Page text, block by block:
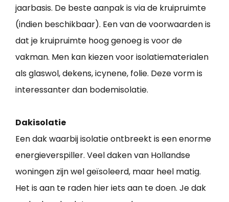
jaarbasis. De beste aanpak is via de kruipruimte
(indien beschikbaar). Een van de voorwaarden is
dat je kruipruimte hoog genoeg is voor de
vakman. Men kan kiezen voor isolatiematerialen
als glaswol, dekens, icynene, folie. Deze vorm is
interessanter dan bodemisolatie.
Dakisolatie
Een dak waarbij isolatie ontbreekt is een enorme
energieverspiller. Veel daken van Hollandse
woningen zijn wel geïsoleerd, maar heel matig.
Het is aan te raden hier iets aan te doen. Je dak